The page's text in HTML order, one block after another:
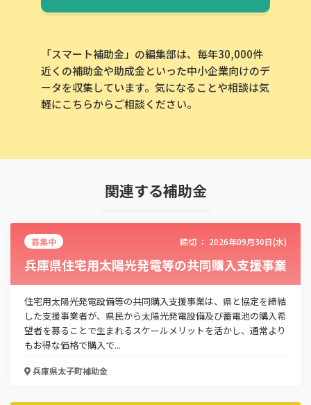
「スマート補助金」の編集部は、毎年30,000件
近くの補助金や助成金といった中小企業向けのデ
ータを収集しています。気になることや相談は気
軽にこちらからご相談ください。
関連する補助金
募集中 締切 ： 2026年09月30日(水)
兵庫県住宅用太陽光発電等の共同購入支援事業
住宅用太陽光発電設備等の共同購入支援事業は、県と協定を締結
した支援事業者が、県民から太陽光発電設備及び蓄電池の購入希
望者を募ることで生まれるスケールメリットを活かし、通常より
もお得な価格で購入で...
兵庫県太子町補助金